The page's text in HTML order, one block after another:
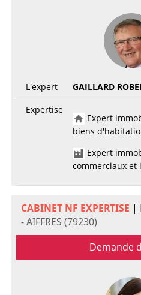
L'expert
GAILLARD
Expertise
Expert
biens
Expert
commerciaux et
CABINET NF EXPERTISE |
- AIFFRES (79230)
Demande